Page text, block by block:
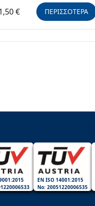
€ ΠΕΡΙΣΣΟΤΕΡΑ
EN ISO 14001:2015
No: 20051220006535